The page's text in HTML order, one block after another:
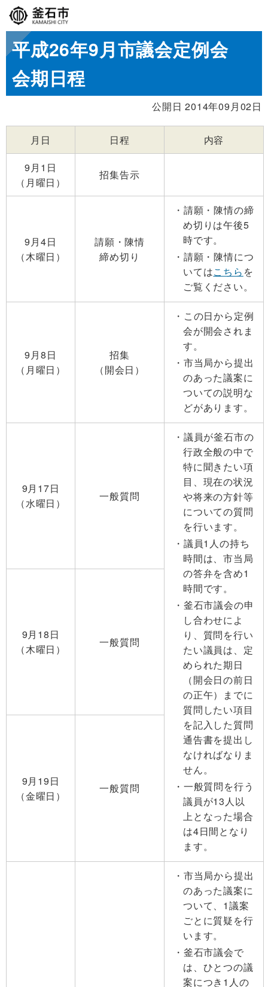
平成26年9月市議会定例会
会期日程
公開日 2014年09月02日
月日 日程
内容
9月1日
（月曜日）
招集告示
9月4日
（木曜日）
請願・陳情
締め切り
請願・陳情の締
め切りは午後5
時です。
請願・陳情につ
いてはこちら を
ご覧ください。
9月8日
（月曜日）
招集
（開会日）
この日から定例
会が開会されま
す。
市当局から提出
のあった議案に
ついての説明な
どがあります。
9月17日
（水曜日）
一般質問
議員が釜石市の
行政全般の中で
特に聞きたい項
目、現在の状況
や将来の方針等
についての質問
を行います。
議員1人の持ち
時間は、市当局
の答弁を含め1
時間です。
釜石市議会の申
し合わせによ
り、質問を行い
たい議員は、定
められた期日
（開会日の前日
の正午）までに
質問したい項目
を記入した質問
通告書を提出し
なければなりま
せん。
一般質問を行う
議員が13人以
上となった場合
は4日間となり
ます。
9月18日
（木曜日）
一般質問
9月19日
（金曜日）
一般質問
市当局から提出
のあった議案に
ついて、1議案
ごとに質疑を行
います。
釜石市議会で
は、ひとつの議
案につき1人の